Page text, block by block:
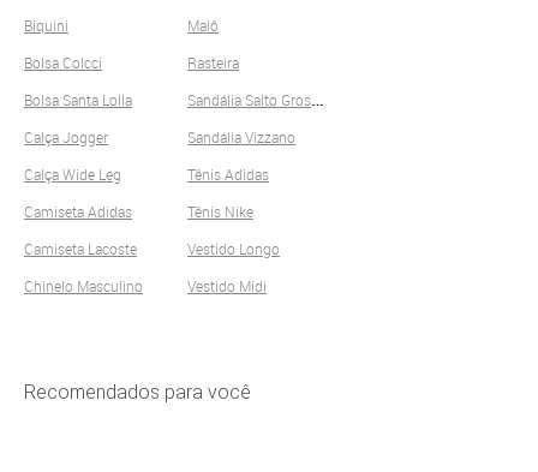
Biquini
Bolsa Colcci
Bolsa Santa Lolla
Calça Jogger
Calça Wide Leg
Camiseta Adidas
Camiseta Lacoste
Chinelo Masculino
Maiô
Rasteira
S
andália Salto Grosso
Sandália Vizzano
Tênis Adidas
Tênis Nike
Vestido Longo
Vestido Midi
Recomendados para você